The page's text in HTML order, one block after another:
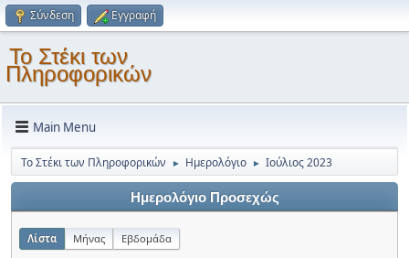
Σύνδεση Εγγραφή
Το Στέκι των
Πληροφορικών
Main Menu
Το Στέκι των Πληροφορικών ► Ημερολόγιο ► Ιούλιος 2023
Ημερολόγιο Προσεχώς
Λίστα Μήνας Εβδομάδα